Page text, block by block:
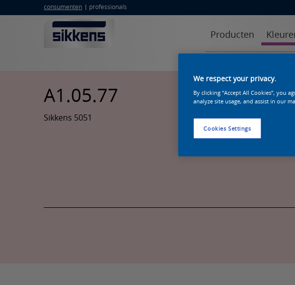
consumenten professionals
Producten
A1.05.77
Sikkens 5051
We respect your privacy.
By clicking “Accept All Cookies”, you
analyze site usage, and assist in our
Cookies Settings